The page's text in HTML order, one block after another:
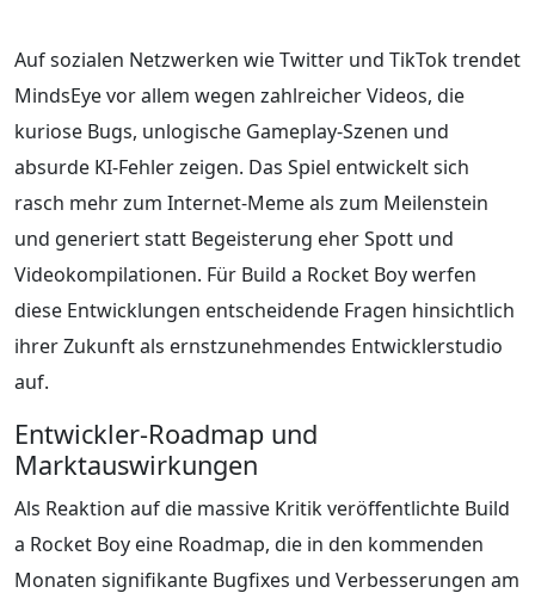
Auf sozialen Netzwerken wie Twitter und TikTok trendet
MindsEye vor allem wegen zahlreicher Videos, die
kuriose Bugs, unlogische Gameplay-Szenen und
absurde KI-Fehler zeigen. Das Spiel entwickelt sich
rasch mehr zum Internet-Meme als zum Meilenstein
und generiert statt Begeisterung eher Spott und
Videokompilationen. Für Build a Rocket Boy werfen
diese Entwicklungen entscheidende Fragen hinsichtlich
ihrer Zukunft als ernstzunehmendes Entwicklerstudio
auf.
Entwickler-Roadmap und
Marktauswirkungen
Als Reaktion auf die massive Kritik veröffentlichte Build
a Rocket Boy eine Roadmap, die in den kommenden
Monaten signifikante Bugfixes und Verbesserungen am